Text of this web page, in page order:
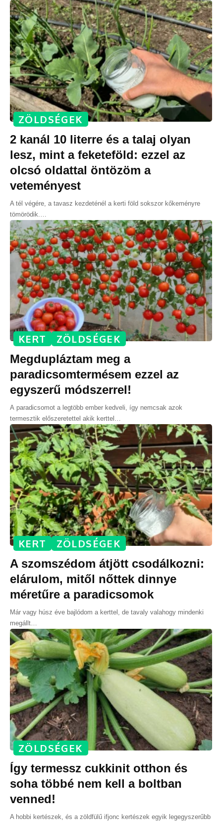
ZÖLDSÉGEK
2 kanál 10 literre és a talaj olyan
lesz, mint a feketeföld: ezzel az
olcsó oldattal öntözöm a
veteményest
A tél végére, a tavasz kezdeténél a kerti föld sokszor kőkeményre
tömörödik.
KERT ZÖLDSÉGEK
Megdupláztam meg a
paradicsomtermésem ezzel az
egyszerű módszerrel!
A paradicsomot a legtöbb ember kedveli, így nemcsak azok
termesztik előszeretettel akik kerttel …
KERT ZÖLDSÉGEK
A szomszédom átjött csodálkozni:
elárulom, mitől nőttek dinnye
méretűre a paradicsomok
Már vagy húsz éve bajlódom a kerttel, de tavaly valahogy mindenki
megállt…
ZÖLDSÉGEK
Így termessz cukkinit otthon és
soha többé nem kell a boltban
venned!
A hobbi kertészek, és a zöldfülű ifjonc kertészek egyik legegyszerűbb